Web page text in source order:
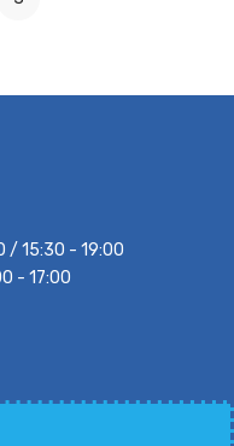
/ 15:30 - 19:00
- 17:00